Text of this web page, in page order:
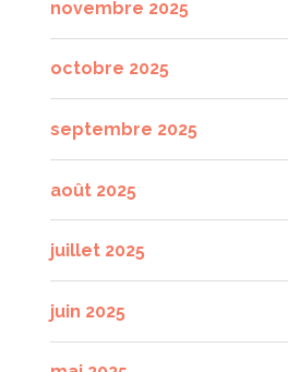
novembre 2025
octobre 2025
septembre 2025
août 2025
juillet 2025
juin 2025